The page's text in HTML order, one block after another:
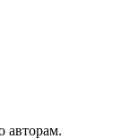
авторам.